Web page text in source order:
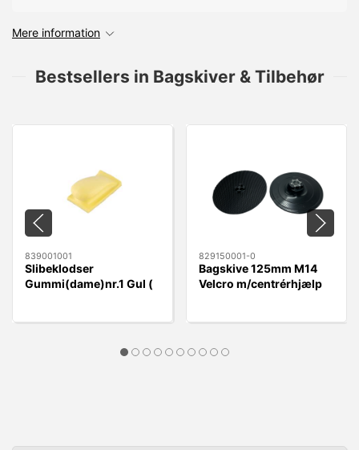
Mere information
Bestsellers in Bagskiver & Tilbehør
839001001
Slibeklodser
Gummi(dame)nr.1 Gul (
829150001-0
Bagskive 125mm M14
Velcro m/centrérhjælp